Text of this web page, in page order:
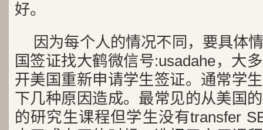
好。
因为每个人的情况不同，要具体
国签证找大鹤微信号:usadahe，大
开美国重新申请学生签证。通常学
下几种原因造成。最常见的从美国
的研究生课程但学生没有transfer